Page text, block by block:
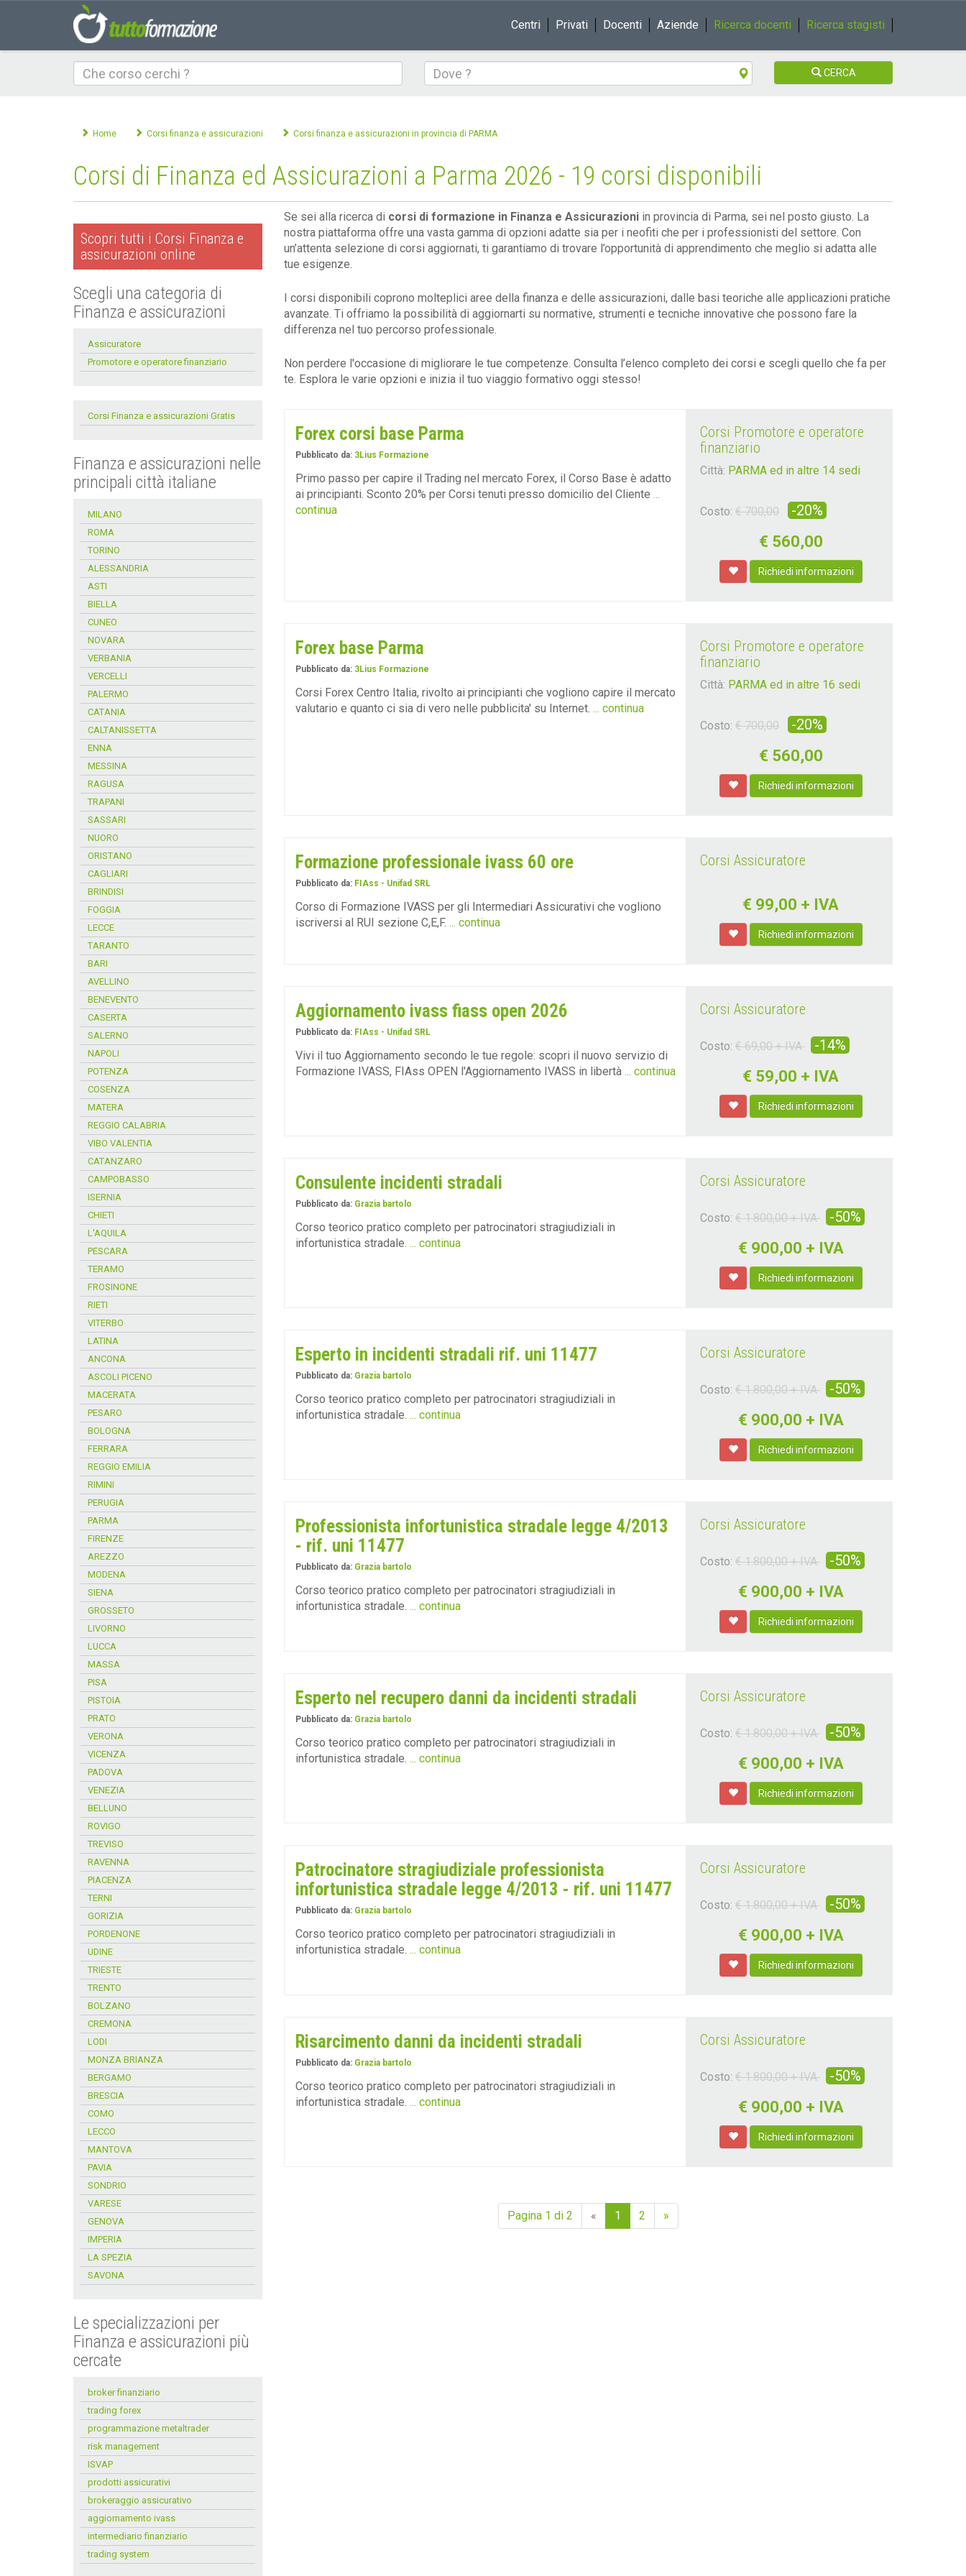
Centri Privati Docenti Aziende Ricerca docenti Ricerca stagisti
Che
corso
Dove CERCA
Home Corsi finanza e assicurazioni Corsi finanza e assicurazioni in provincia di PARMA
Corsi di Finanza ed Assicurazioni a Parma 2026 - 19 corsi disponibili
Scopri tutti i Corsi Finanza e
assicurazioni online
Scegli una categoria di
Finanza e assicurazioni
Assicuratore
Promotore e operatore finanziario
Corsi Finanza e assicurazioni Gratis
Finanza e assicurazioni nelle
principali città italiane
MILANO
ROMA
TORINO
ALESSANDRIA
ASTI
BIELLA
CUNEO
NOVARA
VERBANIA
VERCELLI
PALERMO
CATANIA
CALTANISSETTA
ENNA
MESSINA
RAGUSA
TRAPANI
SASSARI
NUORO
ORISTANO
CAGLIARI
BRINDISI
FOGGIA
LECCE
TARANTO
BARI
AVELLINO
BENEVENTO
CASERTA
SALERNO
NAPOLI
POTENZA
COSENZA
MATERA
REGGIO CALABRIA
VIBO VALENTIA
CATANZARO
CAMPOBASSO
ISERNIA
CHIETI
L'AQUILA
PESCARA
TERAMO
FROSINONE
RIETI
VITERBO
LATINA
ANCONA
ASCOLI PICENO
MACERATA
PESARO
BOLOGNA
FERRARA
REGGIO EMILIA
RIMINI
PERUGIA
PARMA
FIRENZE
AREZZO
MODENA
SIENA
GROSSETO
LIVORNO
LUCCA
MASSA
PISA
PISTOIA
PRATO
VERONA
VICENZA
PADOVA
VENEZIA
BELLUNO
ROVIGO
TREVISO
RAVENNA
PIACENZA
TERNI
GORIZIA
PORDENONE
UDINE
TRIESTE
TRENTO
BOLZANO
CREMONA
LODI
MONZA BRIANZA
BERGAMO
BRESCIA
COMO
LECCO
MANTOVA
PAVIA
SONDRIO
VARESE
GENOVA
IMPERIA
LA SPEZIA
SAVONA
Le specializzazioni per
Finanza e assicurazioni più
cercate
broker finanziario
trading forex
programmazione metaltrader
risk management
ISVAP
prodotti assicurativi
brokeraggio assicurativo
aggiornamento ivass
intermediario finanziario
trading system
Se sei alla ricerca di corsi di formazione in Finanza e Assicurazioniin provincia di Parma, sei nel posto giusto. La
nostra piattaforma offre una vasta gamma di opzioni adatte sia per i neofiti che per i professionisti del settore. Con
un’attenta selezione di corsi aggiornati, ti garantiamo di trovare l’opportunità di apprendimento che meglio si adatta alle
tue esigenze.
I corsi disponibili coprono molteplici aree della finanza e delle assicurazioni, dalle basi teoriche alle applicazioni pratiche
avanzate. Ti offriamo la possibilità di aggiornarti su normative, strumenti e tecniche innovative che possono fare la
differenza nel tuo percorso professionale.
Non perdere l'occasione di migliorare le tue competenze. Consulta l’elenco completo dei corsi e scegli quello che fa per
te. Esplora le varie opzioni e inizia il tuo viaggio formativo oggi stesso!
Forex corsi base Parma
Pubblicato da: 3Lius Formazione
Primo passo per capire il Trading nel mercato Forex, il Corso Base è adatto
ai principianti. Sconto 20% per Corsi tenuti presso domicilio del Cliente ...
continua
Corsi Promotore e operatore
finanziario
Città: PARMA ed in altre 14 sedi
Costo: € 700,00 -20%
€ 560,00
Richiedi informazioni
Forex base Parma
Pubblicato da: 3Lius Formazione
Corsi Forex Centro Italia, rivolto ai principianti che vogliono capire il mercato
valutario e quanto ci sia di vero nelle pubblicita' su Internet. ... continua
Corsi Promotore e operatore
finanziario
Città: PARMA ed in altre 16 sedi
Costo: € 700,00 -20%
€ 560,00
Richiedi informazioni
Formazione professionale ivass 60 ore
Pubblicato da: FIAss - Unifad SRL
Corso di Formazione IVASS per gli Intermediari Assicurativi che vogliono
iscriversi al RUI sezione C,E,F. ... continua
Corsi Assicuratore
€ 99,00 + IVA
Richiedi informazioni
Aggiornamento ivass fiass open 2026
Pubblicato da: FIAss - Unifad SRL
Vivi il tuo Aggiornamento secondo le tue regole: scopri il nuovo servizio di
Formazione IVASS, FIAss OPEN l'Aggiornamento IVASS in libertà ... continua
Corsi Assicuratore
Costo: € 69,00 + IVA -14%
€ 59,00 + IVA
Richiedi informazioni
Consulente incidenti stradali
Pubblicato da: Grazia bartolo
Corso teorico pratico completo per patrocinatori stragiudiziali in
infortunistica stradale. ... continua
Corsi Assicuratore
Costo: € 1.800,00 + IVA -50%
€ 900,00 + IVA
Richiedi informazioni
Esperto in incidenti stradali rif. uni 11477
Pubblicato da: Grazia bartolo
Corso teorico pratico completo per patrocinatori stragiudiziali in
infortunistica stradale. ... continua
Corsi Assicuratore
Costo: € 1.800,00 + IVA -50%
€ 900,00 + IVA
Richiedi informazioni
Professionista infortunistica stradale legge 4/2013
- rif. uni 11477
Pubblicato da: Grazia bartolo
Corso teorico pratico completo per patrocinatori stragiudiziali in
infortunistica stradale. ... continua
Corsi Assicuratore
Costo: € 1.800,00 + IVA -50%
€ 900,00 + IVA
Richiedi informazioni
Esperto nel recupero danni da incidenti stradali
Pubblicato da: Grazia bartolo
Corso teorico pratico completo per patrocinatori stragiudiziali in
infortunistica stradale. ... continua
Corsi Assicuratore
Costo: € 1.800,00 + IVA -50%
€ 900,00 + IVA
Richiedi informazioni
Patrocinatore stragiudiziale professionista
infortunistica stradale legge 4/2013 - rif. uni 11477
Pubblicato da: Grazia bartolo
Corso teorico pratico completo per patrocinatori stragiudiziali in
infortunistica stradale. ... continua
Corsi Assicuratore
Costo: € 1.800,00 + IVA -50%
€ 900,00 + IVA
Richiedi informazioni
Risarcimento danni da incidenti stradali
Pubblicato da: Grazia bartolo
Corso teorico pratico completo per patrocinatori stragiudiziali in
infortunistica stradale. ... continua
Corsi Assicuratore
Costo: € 1.800,00 + IVA -50%
€ 900,00 + IVA
Richiedi informazioni
Pagina 1 di 2 « 1 2 »